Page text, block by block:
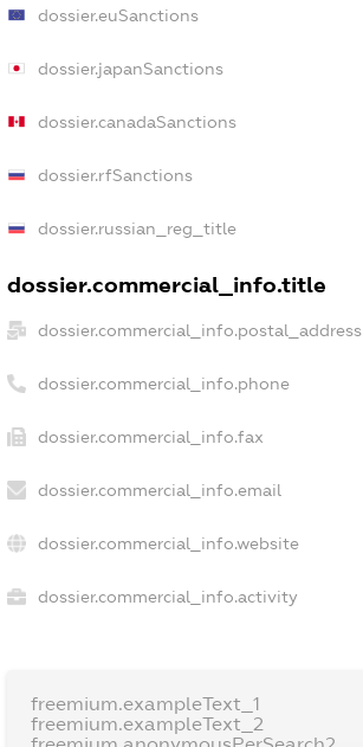
dossier.euSanctions
dossier.japanSanctions
dossier.canadaSanctions
dossier.rfSanctions
dossier.russian_reg_title
dossier.commercial_info.title
dossier.commercial_info.postal_address
dossier.commercial_info.phone
dossier.commercial_info.fax
dossier.commercial_info.email
dossier.commercial_info.website
dossier.commercial_info.activity
freemium.exampleText_1
freemium.exampleText_2